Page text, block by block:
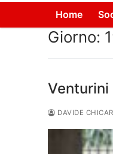
Home
Giorno:
DAVIDE